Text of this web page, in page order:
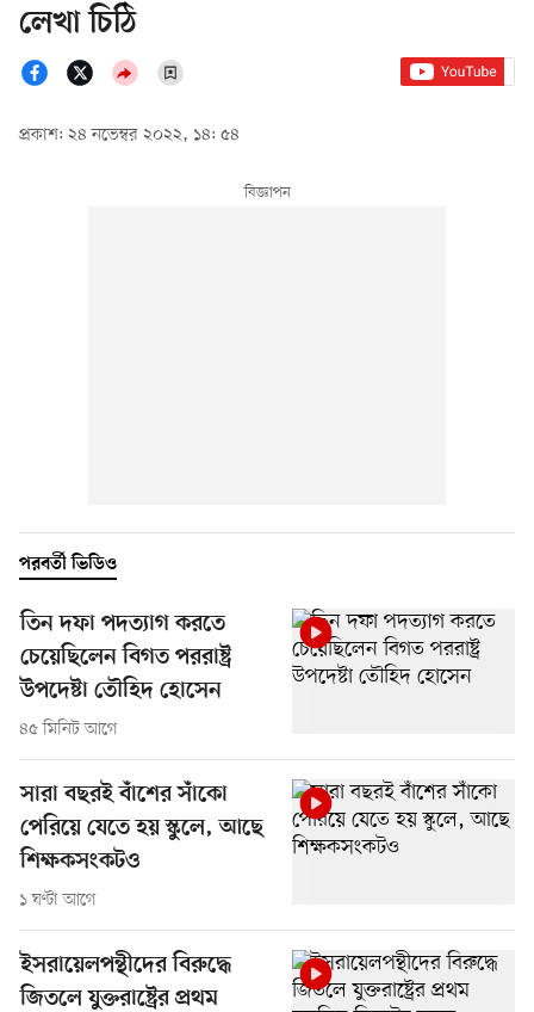
লেখা চিঠি
প্রকাশ: ২৪ নভেম্বর ২০২২, ১৪: ৫৪
পরবর্তী ভিডিও
তিন দফা পদত্যাগ করতে
চেয়েছিলেন বিগত পররাষ্ট্র
উপদেষ্টা তৌহিদ হোসেন
৪৫ মিনিট আগে
সারা বছরই বাঁশের সাঁকো
পেরিয়ে যেতে হয় স্কুলে, আছে
শিক্ষকসংকটও
১ ঘণ্টা আগে
ইসরায়েলপন্থীদের বিরুদ্ধে
জিতলে যুক্তরাষ্ট্রের প্রথম